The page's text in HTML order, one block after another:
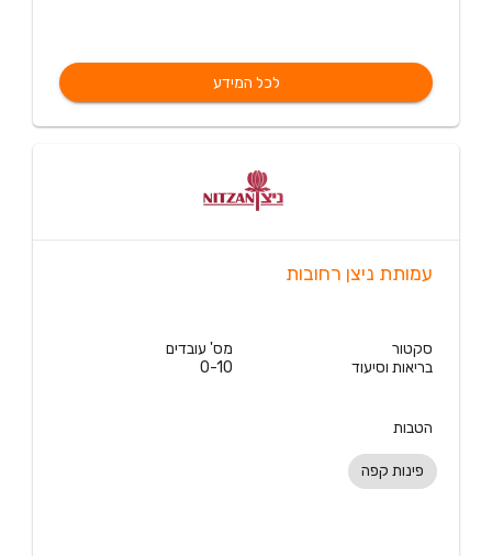
לכל המידע
עמותת ניצן רחובות
סקטור
בריאות וסיעוד
מס' עובדים
0-10
הטבות
פינות קפה